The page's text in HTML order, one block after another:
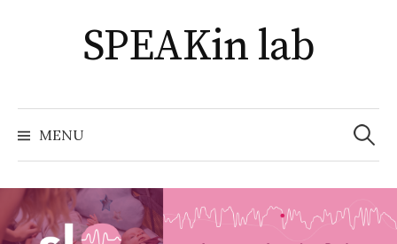
SPEAKin lab
MENU